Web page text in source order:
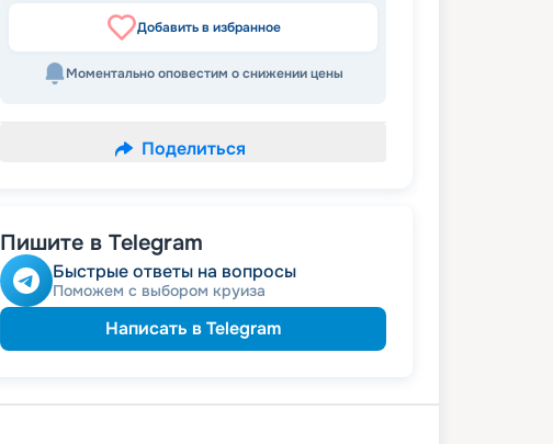
Добавить в избранное
Моментально оповестим о снижении цены
Поделиться
Пишите в Telegram
Быстрые ответы на вопросы
Поможем с выбором круиза
Написать в Telegram